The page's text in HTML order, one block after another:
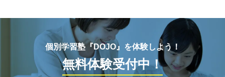
個別学習塾『DOJO』を体験しよう！
無料体験受付中！